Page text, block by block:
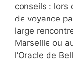
conseils : lors
de voyance
large
Marseille ou
l’Oracle de